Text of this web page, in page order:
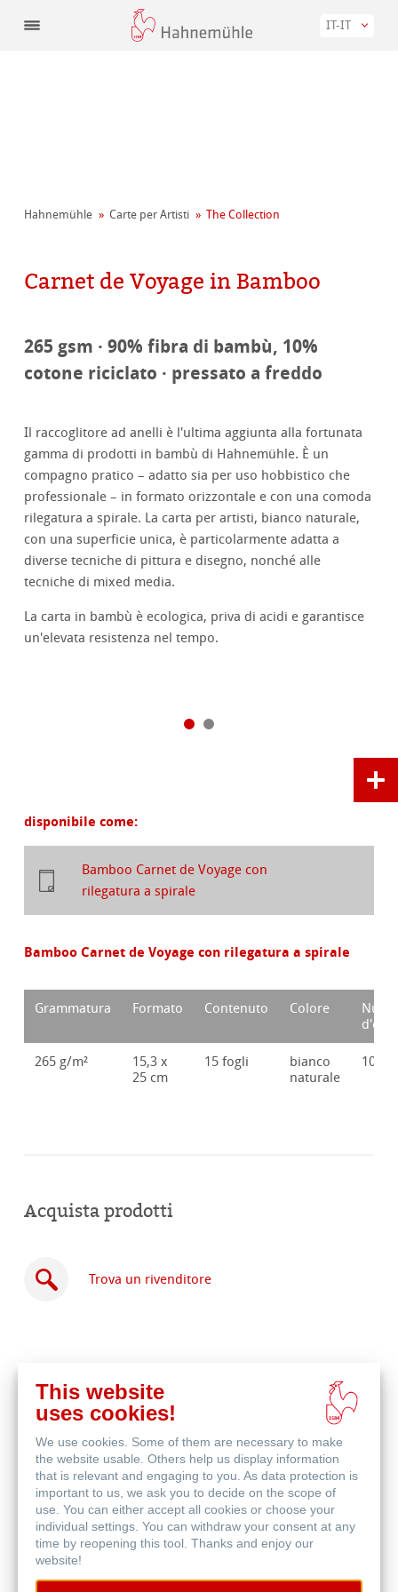
IT-IT
Hahnemühle Carte per Artisti The Collection
Carnet de Voyage in Bamboo
265 gsm · 90% fibra di bambù, 10%
cotone riciclato · pressato a freddo
Il raccoglitore ad anelli è l'ultima aggiunta alla fortunata
gamma di prodotti in bambù di Hahnemühle. È un
compagno pratico – adatto sia per uso hobbistico che
professionale – in formato orizzontale e con una comoda
rilegatura a spirale. La carta per artisti, bianco naturale,
con una superficie unica, è particolarmente adatta a
diverse tecniche di pittura e disegno, nonché alle
tecniche di mixed media.
La carta in bambù è ecologica, priva di acidi e garantisce
un'elevata resistenza nel tempo.
disponibile come:
Bamboo Carnet de Voyage con
rilegatura a spirale
Bamboo Carnet de Voyage con rilegatura a spirale
Grammatura Formato Contenuto Colore
265 g/m²
15,3 x
25 cm
15 fogli
bianco
naturale
Acquista prodotti
Trova un rivenditore
Acquista
online
This website
uses cookies!
We use cookies. Some of them are necessary to make
the website usable. Others help us display information
that is relevant and engaging to you. As data protection is
important to us, we ask you to decide on the scope of
use. You can either accept all cookies or choose your
individual settings. You can withdraw your consent at any
time by reopening this tool. Thanks and enjoy our
website!